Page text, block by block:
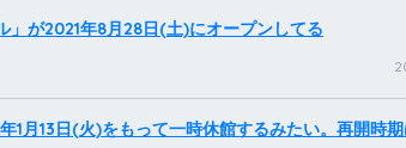
」が2021年8月28日(土)にオープンしてる
1月13日(火)をもって一時休館するみたい。再開時